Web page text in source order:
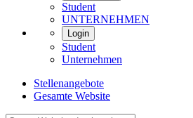
Student
UNTERNEHMEN
Login
Student
Unternehmen
Stellenangebote
Gesamte Website